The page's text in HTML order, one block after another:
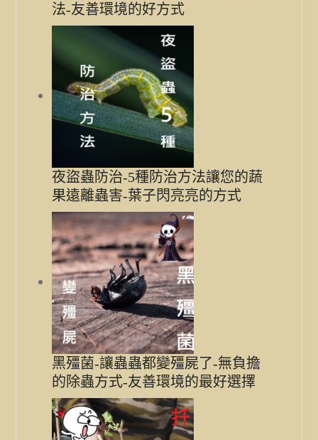
法-友善環境的好方式
夜盜蟲防治-5種防治方法讓您的蔬
果遠離蟲害-葉子閃亮亮的方式
黑殭菌-讓蟲蟲都變殭屍了-無負擔
的除蟲方式-友善環境的最好選擇